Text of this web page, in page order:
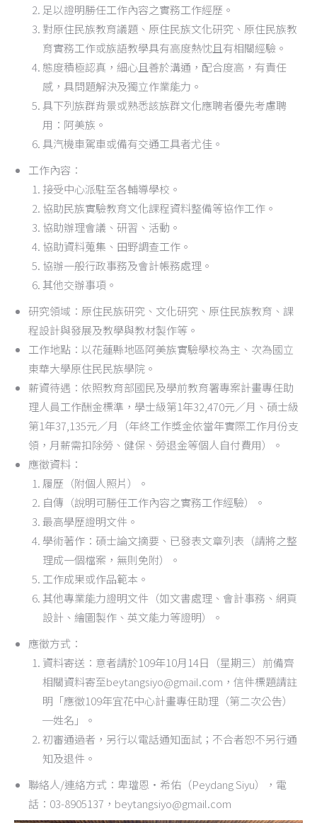
足以證明勝任工作內容之實務工作經歷。
對原住民族教育議題、原住民族文化研究、原住民族教
育實務工作或族語教學具有高度熱忱且有相關經驗。
態度積極認真，細心且善於溝通，配合度高，有責任
感，具問題解決及獨立作業能力。
具下列族群背景或熟悉該族群文化應聘者優先考慮聘
用：阿美族。
具汽機車駕車或備有交通工具者尤佳。
工作內容：
接受中心派駐至各輔導學校。
協助民族實驗教育文化課程資料整備等協作工作。
協助辦理會議、研習、活動。
協助資料蒐集、田野調查工作。
協辦一般行政事務及會計帳務處理。
其他交辦事項。
研究領域：原住民族研究、文化研究、原住民族教育、課
程設計與發展及教學與教材製作等。
工作地點：以花蓮縣地區阿美族實驗學校為主、次為國立
東華大學原住民民族學院。
薪資待遇：依照教育部國民及學前教育署專案計畫專任助
理人員工作酬金標準，學士級第1年32,470元／月、碩士級
第1年37,135元／月（年終工作獎金依當年實際工作月份支
領，月薪需扣除勞、健保、勞退金等個人自付費用）。
應徵資料：
履歷（附個人照片）。
自傳（說明可勝任工作內容之實務工作經驗）。
最高學歷證明文件。
學術著作：碩士論文摘要、已發表文章列表（請將之整
理成一個檔案，無則免附）。
工作成果或作品範本。
其他專業能力證明文件（如文書處理、會計事務、網頁
設計、繪圖製作、英文能力等證明）。
應徵方式：
資料寄送：意者請於109年10月14日（星期三）前備齊
相關資料寄至beytangsiyo@gmail.com，信件標題請註
明「應徵109年宜花中心計畫專任助理（第二次公告）
─姓名」。
初審通過者，另行以電話通知面試；不合者恕不另行通
知及退件。
聯絡人/連絡方式：卑璫恩‧希佑（Peydang Siyu），電
話：03-8905137，beytangsiyo@gmail.com